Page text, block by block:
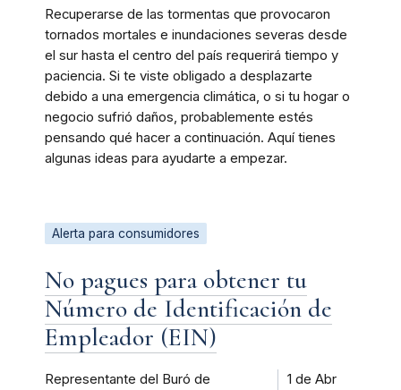
Recuperarse de las tormentas que provocaron
tornados mortales e inundaciones severas desde
el sur hasta el centro del país requerirá tiempo y
paciencia. Si te viste obligado a desplazarte
debido a una emergencia climática, o si tu hogar o
negocio sufrió daños, probablemente estés
pensando qué hacer a continuación. Aquí tienes
algunas ideas para ayudarte a empezar.
Alerta para consumidores
No pagues para obtener tu
Número de Identificación de
Empleador (EIN)
Representante del Buró de
1 de Abr